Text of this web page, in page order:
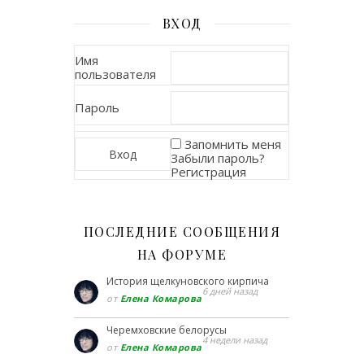
ВХОД
Имя
пользователя
Пароль
Запомнить меня
Забыли пароль?
Регистрация
ПОСЛЕДНИЕ СООБЩЕНИЯ
НА ФОРУМЕ
История щелкуновского кирпича
от Елена Комарова
6 дней назад
Черемховские белорусы
от Елена Комарова
4 недели назад